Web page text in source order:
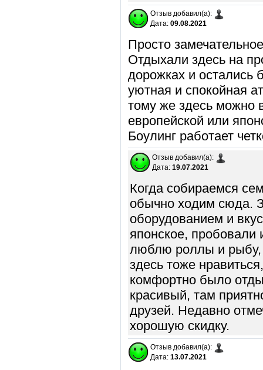
Отзыв добавил(а):
Дата: 09.08.2021
Просто
Отдыхали здесь на
дорожках и остались
уютная и спокойная
тому же здесь можно
европейской или
Боулинг работает
Отзыв добавил(а):
Дата: 19.07.2021
Когда собираемся
обычно ходим сюда.
оборудованием и
японское, пробовали
люблю роллы и рыбу,
здесь тоже
комфортно было
красивый, там
друзей. Недавно
хорошую скидку.
Отзыв добавил(а):
Дата: 13.07.2021